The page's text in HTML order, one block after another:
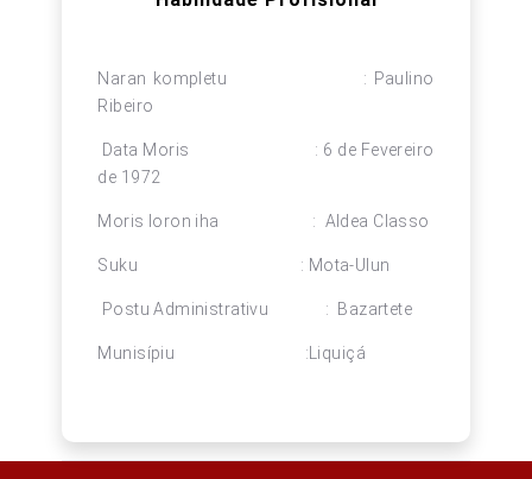
Naran kompletu : Paulino
Ribeiro
Data Moris : 6 de Fevereiro
de 1972
Moris loron iha : Aldea Classo
Suku : Mota-Ulun
Postu Administrativu : Bazartete
Munisípiu :Liquiçá